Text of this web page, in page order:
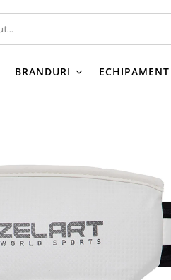
BRANDURI ECHIPAMENT